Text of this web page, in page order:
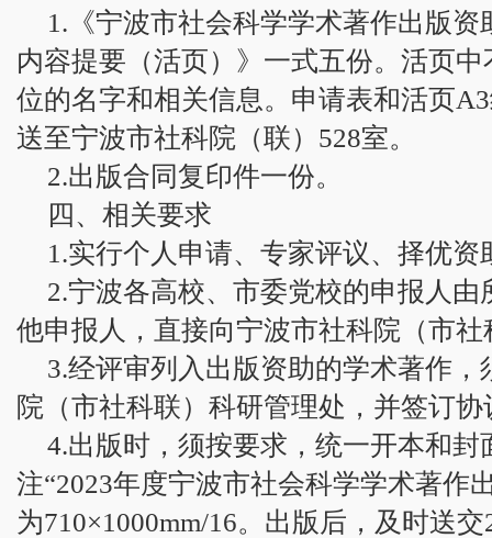
1.《宁波市社会科学学术著作出版
内容提要（活页）》一式五份。活页
位的名字和相关信息。申请表和活页
送至宁波市社科院（联）528室。
2.出版合同复印件一份。
四、相关要求
1.实行个人申请、专家评议、择优资
2.宁波各高校、市委党校的申报人
他申报人，直接向宁波市社科院（市
3.经评审列入出版资助的学术著作
院（市社科联）科研管理处，并签订协
4.出版时，须按要求，统一开本和
注“2023年度宁波市社会科学学术著作
为710×1000mm/16。出版后，及时送